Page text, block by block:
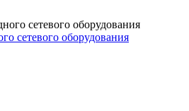
сетевого оборудования